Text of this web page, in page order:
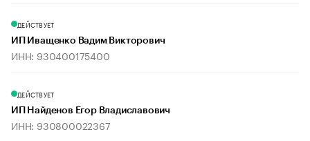
ДЕЙСТВУЕТ
ИП Иващенко Вадим Викторович
ИНН: 930400175400
ДЕЙСТВУЕТ
ИП Найденов Егор Владиславович
ИНН: 930800022367